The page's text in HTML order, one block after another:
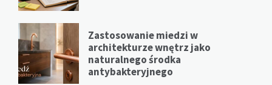
Zastosowanie miedzi w
architekturze wnętrz jako
naturalnego środka
antybakteryjnego